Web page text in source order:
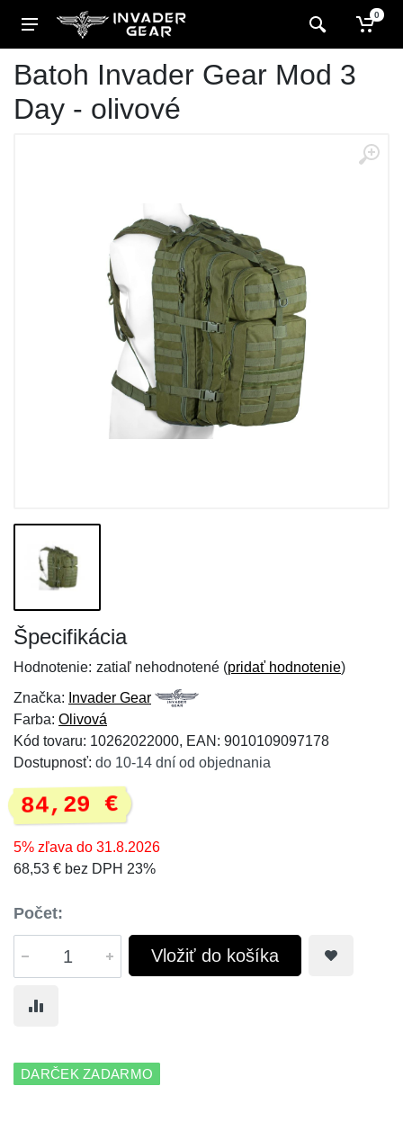
0
Batoh Invader Gear Mod 3
Day - olivové
Špecifikácia
Hodnotenie: zatiaľ nehodnotené (pridať hodnotenie)
Značka: Invader Gear
Farba: Olivová
Kód tovaru: 10262022000, EAN: 9010109097178
Dostupnosť: do 10-14 dní od objednania
84,29 €
5% zľava do 31.8.2026
68,53 € bez DPH 23%
Počet:
Vložiť do košíka
DARČEK ZADARMO